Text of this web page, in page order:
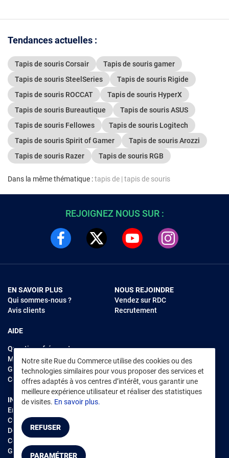
Tendances actuelles :
Tapis de souris Corsair
Tapis de souris gamer
Tapis de souris SteelSeries
Tapis de souris Rigide
Tapis de souris ROCCAT
Tapis de souris HyperX
Tapis de souris Bureautique
Tapis de souris ASUS
Tapis de souris Fellowes
Tapis de souris Logitech
Tapis de souris Spirit of Gamer
Tapis de souris Arozzi
Tapis de souris Razer
Tapis de souris RGB
Dans la même thématique :tapis de | tapis de souris
Notre site Rue du Commerce utilise des cookies ou des
technologies similaires pour vous proposer des services et
offres adaptés à vos centres d’intérêt, vous garantir une
meilleure expérience utilisateur et réaliser des statistiques
de visites. En savoir plus.
REFUSER
PARAMÉTRER
REJOIGNEZ NOUS SUR :
EN SAVOIR PLUS
Qui sommes-nous ?
Avis clients
AIDE
Questions fréquentes
Modes de règlements
Garantie et retours
Contacter Rue du Commerce
NOUS REJOINDRE
Vendez sur RDC
Recrutement
INFORMATIONS LÉGALES
Environnement
CGV /CGU Marketplace
Données personnelles
Cookies
Gérer mes cookies